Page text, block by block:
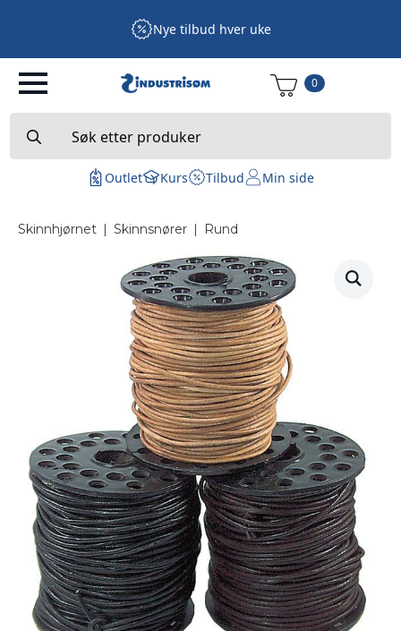
Nye tilbud hver uke
0
for:
Outlet Kurs Tilbud Min side
Skinnhjørnet | Skinnsnører | Rund